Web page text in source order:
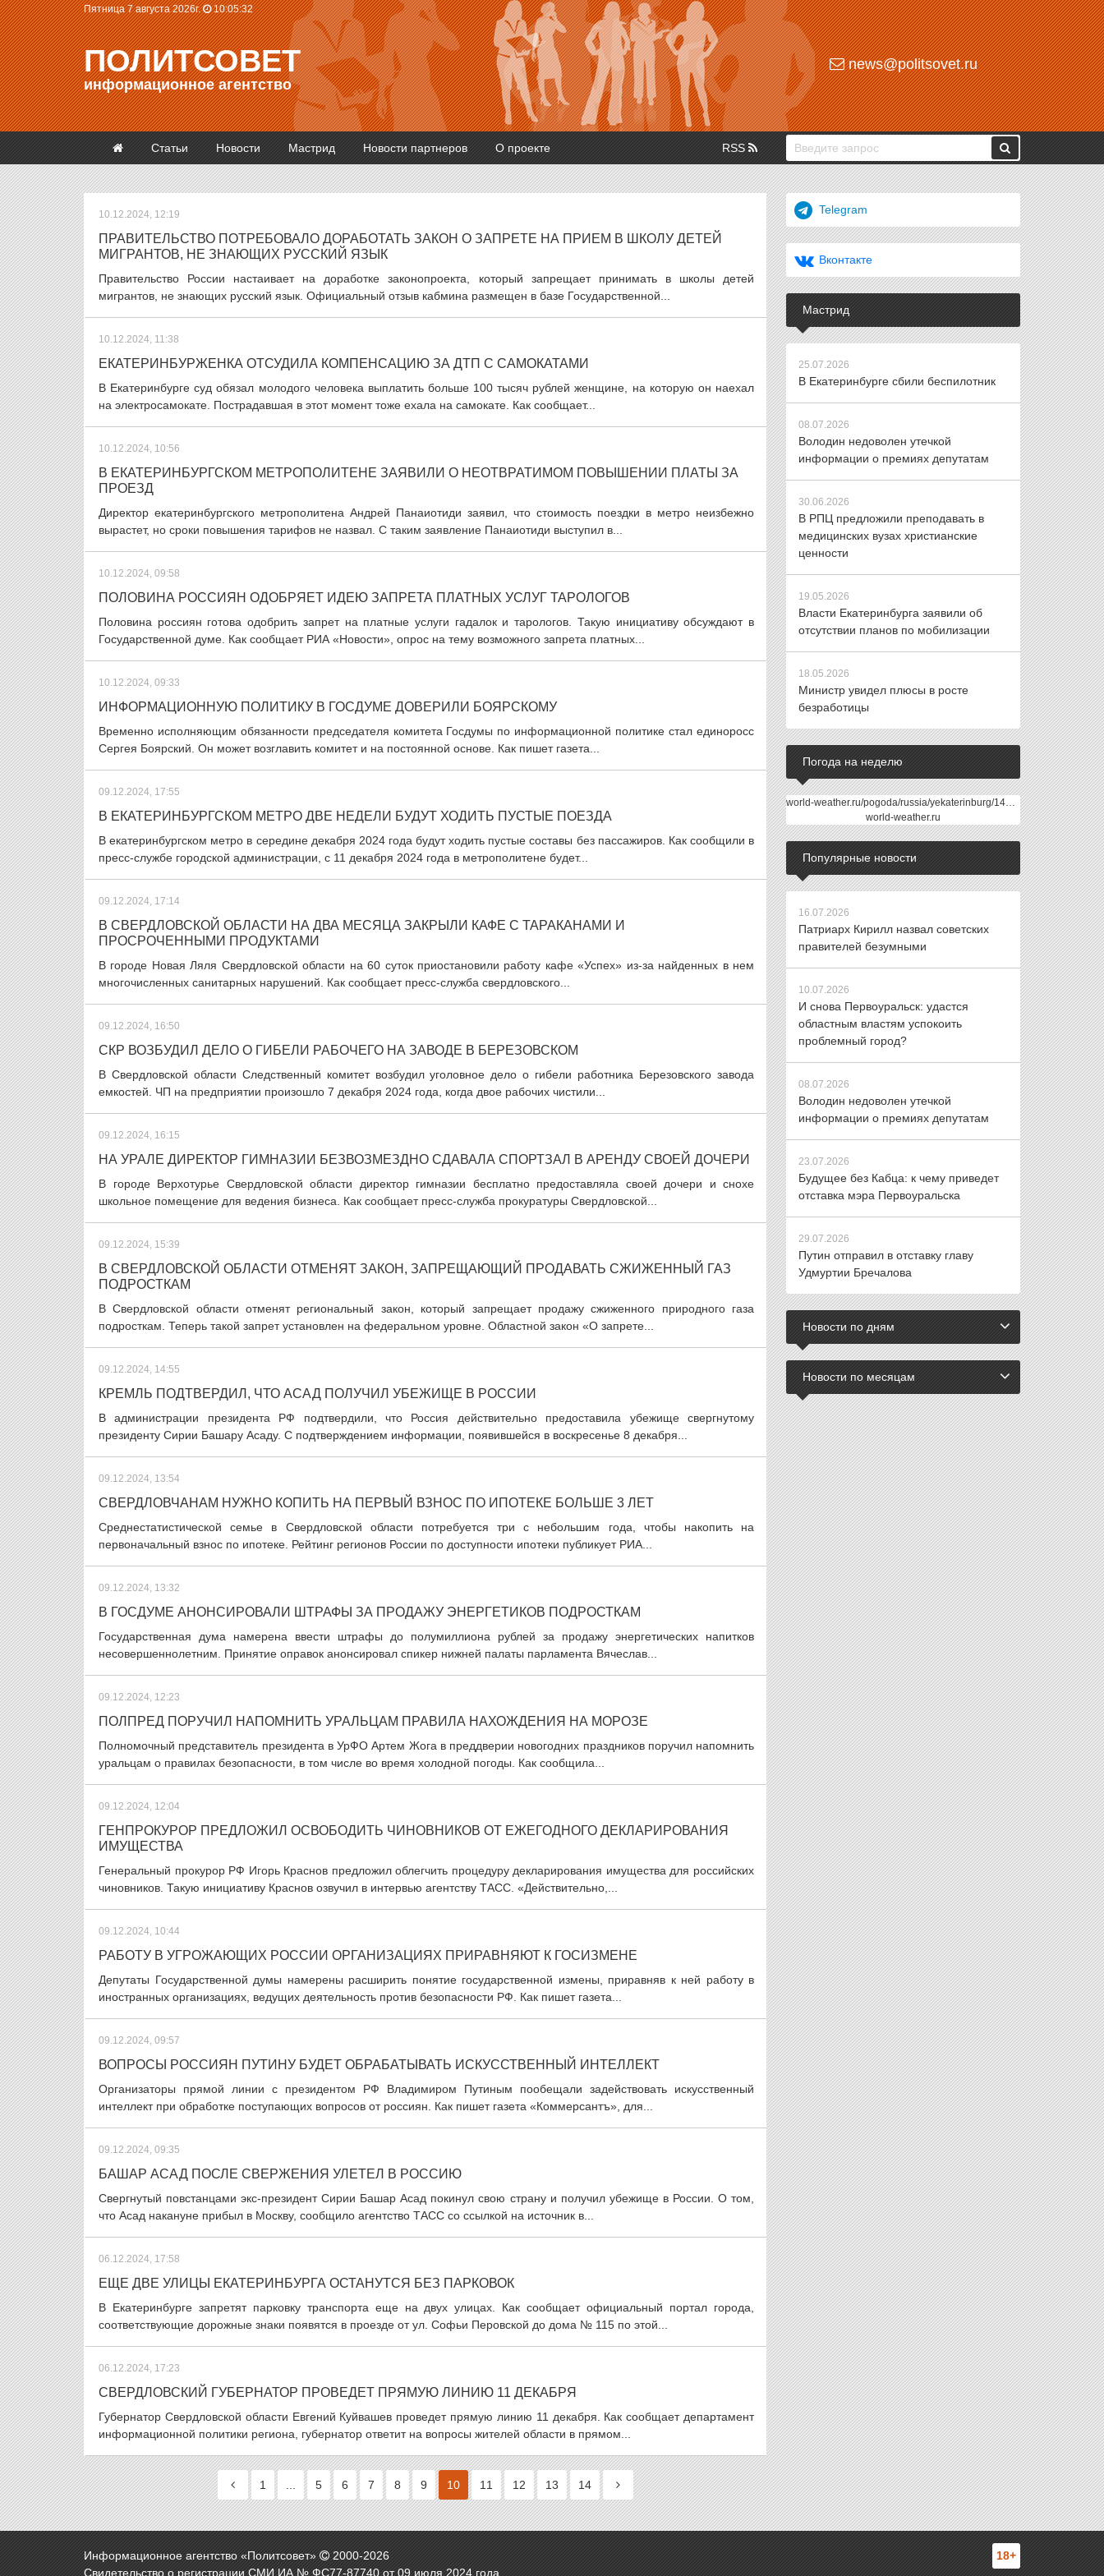
Пятница 7 августа 2026г. 10:05:33
ПОЛИТСОВЕТ
информационное агентство
news@politsovet.ru
Статьи Новости Мастрид Новости партнеров О проекте RSS
10.12.2024, 12:19
ПРАВИТЕЛЬСТВО ПОТРЕБОВАЛО ДОРАБОТАТЬ ЗАКОН О ЗАПРЕТЕ НА ПРИЕМ В ШКОЛУ ДЕТЕЙ
МИГРАНТОВ, НЕ ЗНАЮЩИХ РУССКИЙ ЯЗЫК
Правительство России настаивает на доработке законопроекта, который запрещает принимать в школы детей
мигрантов, не знающих русский язык. Официальный отзыв кабмина размещен в базе Государственной...
10.12.2024, 11:38
ЕКАТЕРИНБУРЖЕНКА ОТСУДИЛА КОМПЕНСАЦИЮ ЗА ДТП С САМОКАТАМИ
В Екатеринбурге суд обязал молодого человека выплатить больше 100 тысяч рублей женщине, на которую он наехал
на электросамокате. Пострадавшая в этот момент тоже ехала на самокате. Как сообщает...
10.12.2024, 10:56
В ЕКАТЕРИНБУРГСКОМ МЕТРОПОЛИТЕНЕ ЗАЯВИЛИ О НЕОТВРАТИМОМ ПОВЫШЕНИИ ПЛАТЫ ЗА
ПРОЕЗД
Директор екатеринбургского метрополитена Андрей Панаиотиди заявил, что стоимость поездки в метро неизбежно
вырастет, но сроки повышения тарифов не назвал. С таким заявление Панаиотиди выступил в...
10.12.2024, 09:58
ПОЛОВИНА РОССИЯН ОДОБРЯЕТ ИДЕЮ ЗАПРЕТА ПЛАТНЫХ УСЛУГ ТАРОЛОГОВ
Половина россиян готова одобрить запрет на платные услуги гадалок и тарологов. Такую инициативу обсуждают в
Государственной думе. Как сообщает РИА «Новости», опрос на тему возможного запрета платных...
10.12.2024, 09:33
ИНФОРМАЦИОННУЮ ПОЛИТИКУ В ГОСДУМЕ ДОВЕРИЛИ БОЯРСКОМУ
Временно исполняющим обязанности председателя комитета Госдумы по информационной политике стал единоросс
Сергея Боярский. Он может возглавить комитет и на постоянной основе. Как пишет газета...
09.12.2024, 17:55
В ЕКАТЕРИНБУРГСКОМ МЕТРО ДВЕ НЕДЕЛИ БУДУТ ХОДИТЬ ПУСТЫЕ ПОЕЗДА
В екатеринбургском метро в середине декабря 2024 года будут ходить пустые составы без пассажиров. Как сообщили в
пресс-службе городской администрации, с 11 декабря 2024 года в метрополитене будет...
09.12.2024, 17:14
В СВЕРДЛОВСКОЙ ОБЛАСТИ НА ДВА МЕСЯЦА ЗАКРЫЛИ КАФЕ С ТАРАКАНАМИ И
ПРОСРОЧЕННЫМИ ПРОДУКТАМИ
В городе Новая Ляля Свердловской области на 60 суток приостановили работу кафе «Успех» из-за найденных в нем
многочисленных санитарных нарушений. Как сообщает пресс-служба свердловского...
09.12.2024, 16:50
СКР ВОЗБУДИЛ ДЕЛО О ГИБЕЛИ РАБОЧЕГО НА ЗАВОДЕ В БЕРЕЗОВСКОМ
В Свердловской области Следственный комитет возбудил уголовное дело о гибели работника Березовского завода
емкостей. ЧП на предприятии произошло 7 декабря 2024 года, когда двое рабочих чистили...
09.12.2024, 16:15
НА УРАЛЕ ДИРЕКТОР ГИМНАЗИИ БЕЗВОЗМЕЗДНО СДАВАЛА СПОРТЗАЛ В АРЕНДУ СВОЕЙ ДОЧЕРИ
В городе Верхотурье Свердловской области директор гимназии бесплатно предоставляла своей дочери и снохе
школьное помещение для ведения бизнеса. Как сообщает пресс-служба прокуратуры Свердловской...
09.12.2024, 15:39
В СВЕРДЛОВСКОЙ ОБЛАСТИ ОТМЕНЯТ ЗАКОН, ЗАПРЕЩАЮЩИЙ ПРОДАВАТЬ СЖИЖЕННЫЙ ГАЗ
ПОДРОСТКАМ
В Свердловской области отменят региональный закон, который запрещает продажу сжиженного природного газа
подросткам. Теперь такой запрет установлен на федеральном уровне. Областной закон «О запрете...
09.12.2024, 14:55
КРЕМЛЬ ПОДТВЕРДИЛ, ЧТО АСАД ПОЛУЧИЛ УБЕЖИЩЕ В РОССИИ
В администрации президента РФ подтвердили, что Россия действительно предоставила убежище свергнутому
президенту Сирии Башару Асаду. С подтверждением информации, появившейся в воскресенье 8 декабря...
09.12.2024, 13:54
СВЕРДЛОВЧАНАМ НУЖНО КОПИТЬ НА ПЕРВЫЙ ВЗНОС ПО ИПОТЕКЕ БОЛЬШЕ 3 ЛЕТ
Среднестатистической семье в Свердловской области потребуется три с небольшим года, чтобы накопить на
первоначальный взнос по ипотеке. Рейтинг регионов России по доступности ипотеки публикует РИА...
09.12.2024, 13:32
В ГОСДУМЕ АНОНСИРОВАЛИ ШТРАФЫ ЗА ПРОДАЖУ ЭНЕРГЕТИКОВ ПОДРОСТКАМ
Государственная дума намерена ввести штрафы до полумиллиона рублей за продажу энергетических напитков
несовершеннолетним. Принятие оправок анонсировал спикер нижней палаты парламента Вячеслав...
09.12.2024, 12:23
ПОЛПРЕД ПОРУЧИЛ НАПОМНИТЬ УРАЛЬЦАМ ПРАВИЛА НАХОЖДЕНИЯ НА МОРОЗЕ
Полномочный представитель президента в УрФО Артем Жога в преддверии новогодних праздников поручил напомнить
уральцам о правилах безопасности, в том числе во время холодной погоды. Как сообщила...
09.12.2024, 12:04
ГЕНПРОКУРОР ПРЕДЛОЖИЛ ОСВОБОДИТЬ ЧИНОВНИКОВ ОТ ЕЖЕГОДНОГО ДЕКЛАРИРОВАНИЯ
ИМУЩЕСТВА
Генеральный прокурор РФ Игорь Краснов предложил облегчить процедуру декларирования имущества для российских
чиновников. Такую инициативу Краснов озвучил в интервью агентству ТАСС. «Действительно,...
09.12.2024, 10:44
РАБОТУ В УГРОЖАЮЩИХ РОССИИ ОРГАНИЗАЦИЯХ ПРИРАВНЯЮТ К ГОСИЗМЕНЕ
Депутаты Государственной думы намерены расширить понятие государственной измены, приравняв к ней работу в
иностранных организациях, ведущих деятельность против безопасности РФ. Как пишет газета...
09.12.2024, 09:57
ВОПРОСЫ РОССИЯН ПУТИНУ БУДЕТ ОБРАБАТЫВАТЬ ИСКУССТВЕННЫЙ ИНТЕЛЛЕКТ
Организаторы прямой линии с президентом РФ Владимиром Путиным пообещали задействовать искусственный
интеллект при обработке поступающих вопросов от россиян. Как пишет газета «Коммерсантъ», для...
09.12.2024, 09:35
БАШАР АСАД ПОСЛЕ СВЕРЖЕНИЯ УЛЕТЕЛ В РОССИЮ
Свергнутый повстанцами экс-президент Сирии Башар Асад покинул свою страну и получил убежище в России. О том,
что Асад накануне прибыл в Москву, сообщило агентство ТАСС со ссылкой на источник в...
06.12.2024, 17:58
ЕЩЕ ДВЕ УЛИЦЫ ЕКАТЕРИНБУРГА ОСТАНУТСЯ БЕЗ ПАРКОВОК
В Екатеринбурге запретят парковку транспорта еще на двух улицах. Как сообщает официальный портал города,
соответствующие дорожные знаки появятся в проезде от ул. Софьи Перовской до дома № 115 по этой...
06.12.2024, 17:23
СВЕРДЛОВСКИЙ ГУБЕРНАТОР ПРОВЕДЕТ ПРЯМУЮ ЛИНИЮ 11 ДЕКАБРЯ
Губернатор Свердловской области Евгений Куйвашев проведет прямую линию 11 декабря. Как сообщает департамент
информационной политики региона, губернатор ответит на вопросы жителей области в прямом...
1 5 6 7 8 9 10 11 12 13 14
Telegram
Вконтакте
Мастрид
25.07.2026
В Екатеринбурге сбили беспилотник
08.07.2026
Володин недоволен утечкой
информации о премиях депутатам
30.06.2026
В РПЦ предложили преподавать в
медицинских вузах христианские
ценности
19.05.2026
Власти Екатеринбурга заявили об
отсутствии планов по мобилизации
18.05.2026
Министр увидел плюсы в росте
безработицы
Погода на неделю
world-weather.ru/pogoda/russia/yekaterinburg/14days/
world-weather.ru
Популярные новости
16.07.2026
Патриарх Кирилл назвал советских
правителей безумными
10.07.2026
И снова Первоуральск: удастся
областным властям успокоить
проблемный город?
08.07.2026
Володин недоволен утечкой
информации о премиях депутатам
23.07.2026
Будущее без Кабца: к чему приведет
отставка мэра Первоуральска
29.07.2026
Путин отправил в отставку главу
Удмуртии Бречалова
Новости по дням
Новости по месяцам
Информационное агентство «Политсовет» 2000-2026
Свидетельство о регистрации СМИ ИА № ФС77-87740 от 09 июля 2024 года.
18+